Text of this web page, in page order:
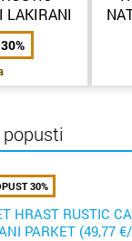
LAKIRANI
m2)
30%
HRAST RUSTIC
PARKET (49,77